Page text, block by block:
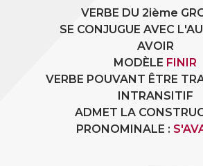
VERBE DU 2ième
SE CONJUGUE AVEC
AVOIR
MODÈLE FINIR
VERBE POUVANT ÊTRE
INTRANSITIF
ADMET LA
PRONOMINALE :